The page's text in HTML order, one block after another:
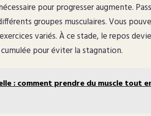
pour progresser augmente.
groupes musculaires. Vous
variés. À ce stade, le repos
pour éviter la stagnation.
: comment prendre du muscle tout